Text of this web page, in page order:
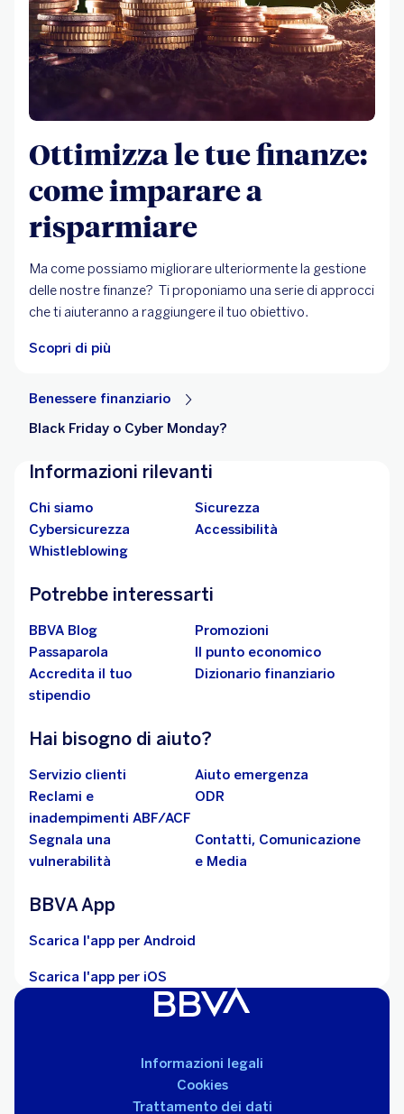
Ottimizza le tue finanze:
come imparare a
risparmiare
Ma come possiamo migliorare ulteriormente la gestione
delle nostre finanze? Ti proponiamo una serie di approcci
che ti aiuteranno a raggiungere il tuo obiettivo.
Scopri di più
Benessere finanziario
Black Friday o Cyber Monday?
Informazioni rilevanti
Chi siamo
Sicurezza
Cybersicurezza
Accessibilità
Whistleblowing
Potrebbe interessarti
BBVA Blog
Promozioni
Passaparola
Il punto economico
Accredita il tuo
stipendio
Dizionario finanziario
Hai bisogno di aiuto?
Servizio clienti
Aiuto emergenza
Reclami e
inadempimenti ABF/ACF
ODR
Segnala una
vulnerabilità
Contatti, Comunicazione
e Media
BBVA App
Scarica l'app per Android
Scarica l'app per iOS
Informazioni legali
Cookies
Trattamento dei dati